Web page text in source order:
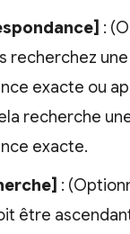
:
recherchez une
exacte ou
recherche
exacte.
:
être